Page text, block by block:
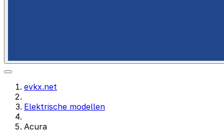
evkx.net
Elektrische modellen
Acura